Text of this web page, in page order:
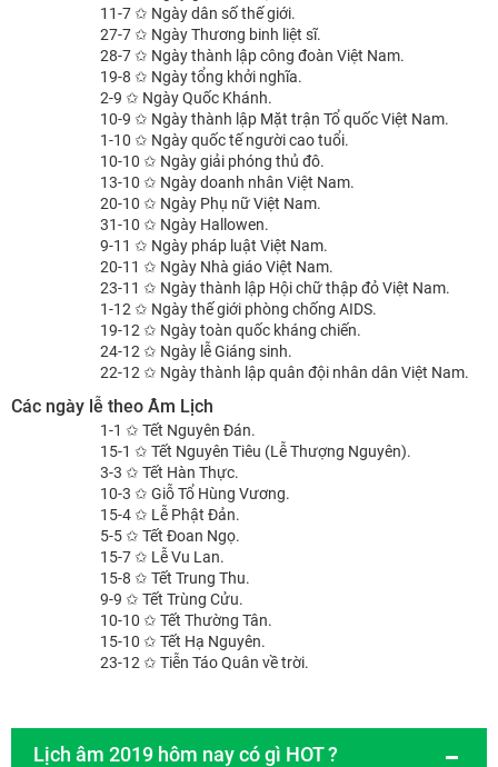
11-7 ✩ Ngày dân số thế giới.
27-7 ✩ Ngày Thương binh liệt sĩ.
28-7 ✩ Ngày thành lập công đoàn Việt Nam.
19-8 ✩ Ngày tổng khởi nghĩa.
2-9 ✩ Ngày Quốc Khánh.
10-9 ✩ Ngày thành lập Mặt trận Tổ quốc Việt Nam.
1-10 ✩ Ngày quốc tế người cao tuổi.
10-10 ✩ Ngày giải phóng thủ đô.
13-10 ✩ Ngày doanh nhân Việt Nam.
20-10 ✩ Ngày Phụ nữ Việt Nam.
31-10 ✩ Ngày Hallowen.
9-11 ✩ Ngày pháp luật Việt Nam.
20-11 ✩ Ngày Nhà giáo Việt Nam.
23-11 ✩ Ngày thành lập Hội chữ thập đỏ Việt Nam.
1-12 ✩ Ngày thế giới phòng chống AIDS.
19-12 ✩ Ngày toàn quốc kháng chiến.
24-12 ✩ Ngày lễ Giáng sinh.
22-12 ✩ Ngày thành lập quân đội nhân dân Việt Nam.
Các ngày lễ theo Âm Lịch
1-1 ✩ Tết Nguyên Đán.
15-1 ✩ Tết Nguyên Tiêu (Lễ Thượng Nguyên).
3-3 ✩ Tết Hàn Thực.
10-3 ✩ Giỗ Tổ Hùng Vương.
15-4 ✩ Lễ Phật Đản.
5-5 ✩ Tết Đoan Ngọ.
15-7 ✩ Lễ Vu Lan.
15-8 ✩ Tết Trung Thu.
9-9 ✩ Tết Trùng Cửu.
10-10 ✩ Tết Thường Tân.
15-10 ✩ Tết Hạ Nguyên.
23-12 ✩ Tiễn Táo Quân về trời.
Lịch âm 2019 hôm nay có gì HOT ?